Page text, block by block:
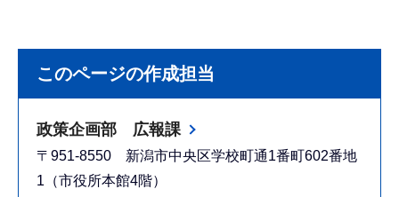
このページの作成担当
政策企画部 広報課
〒951-8550 新潟市中央区学校町通1番町602番地
1（市役所本館4階）